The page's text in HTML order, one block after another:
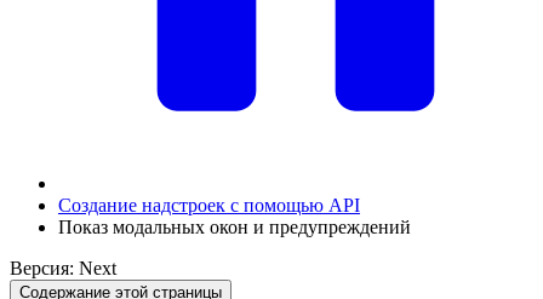
Создание надстроек с помощью API
Показ модальных окон и предупреждений
Версия: Next
Содержание этой страницы